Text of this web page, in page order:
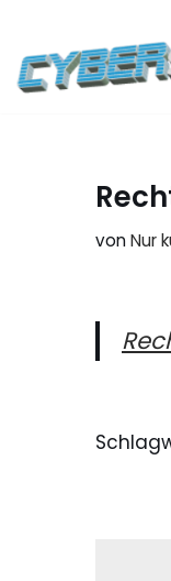
Zum
Inhalt
vonNur